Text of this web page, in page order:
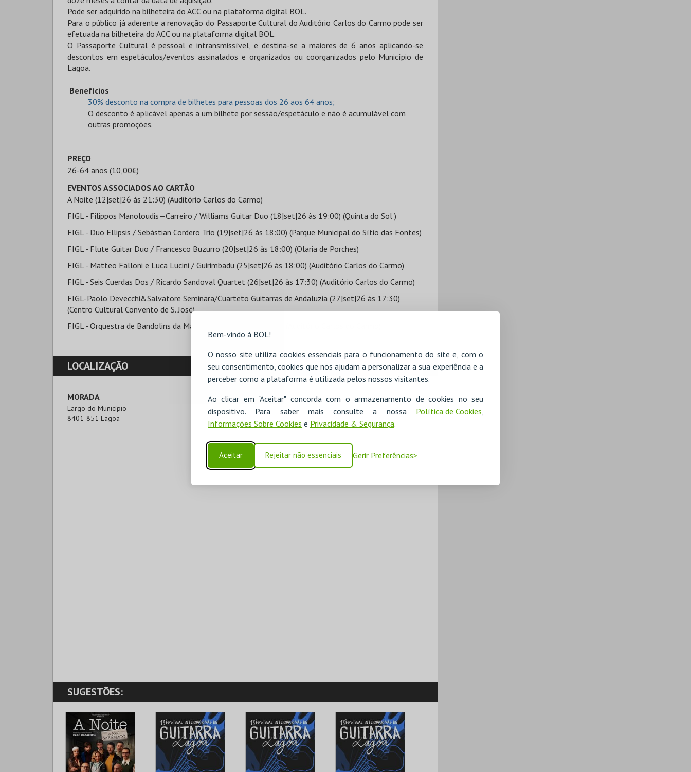
Bem-vindo à BOL!
O nosso site utiliza cookies essenciais para o funcionamento do site e, com o
seu consentimento, cookies que nos ajudam a personalizar a sua experiência e a
perceber como a plataforma é utilizada pelos nossos visitantes.
Ao clicar em "Aceitar" concorda com o armazenamento de cookies no seu
dispositivo. Para saber mais consulte a nossa Política de Cookies
Informações Sobre Cookies e Privacidade & Segurança.
Aceitar Rejeitar não essenciais Gerir Preferências
Pode ser adquirido na bilheteira do ACC ou na plataforma digital BOL.
Para o público já aderente a renovação do Passaporte Cultural do Auditório Carlos do Carmo pode ser
efetuada na bilheteira do ACC ou na plataforma digital BOL.
O Passaporte Cultural é pessoal e intransmissível, e destina-se a maiores de 6 anos aplicando-se
descontos em espetáculos/eventos assinalados e organizados ou coorganizados pelo Município de
Lagoa.
Benefícios
30% desconto na compra de bilhetes para pessoas dos 26 aos 64 anos;
O desconto é aplicável apenas a um bilhete por sessão/espetáculo e não é acumulável com
outras promoções.
PREÇO
26-64 anos (10,00€)
EVENTOS ASSOCIADOS AO CARTÃO
A Noite (12|set|26 às 21:30) (Auditório Carlos do Carmo)
FIGL - Filippos Manoloudis—Carreiro / Williams Guitar Duo (18|set|26 às 19:00) (Quinta do Sol )
FIGL - Duo Ellipsis / Sebástian Cordero Trio (19|set|26 às 18:00) (Parque Municipal do Sítio das Fontes)
FIGL - Flute Guitar Duo / Francesco Buzurro (20|set|26 às 18:00) (Olaria de Porches)
FIGL - Matteo Falloni e Luca Lucini / Guirimbadu (25|set|26 às 18:00) (Auditório Carlos do Carmo)
FIGL - Seis Cuerdas Dos / Ricardo Sandoval Quartet (26|set|26 às 17:30) (Auditório Carlos do Carmo)
FIGL-Paolo Devecchi&Salvatore Seminara/Cuarteto Guitarras de Andaluzia (27|set|26 às 17:30)
(Centro Cultural Convento de S. José)
FIGL - Orquestra de Bandolins da Madeira (01|out|26 às 19:00) (Auditório Carlos do Carmo)
LOCALIZAÇÃO RESERVAR HOTEL ALUGAR VIATURA
MORADA
Largo do Município
8401-851 Lagoa
SUGESTÕES: